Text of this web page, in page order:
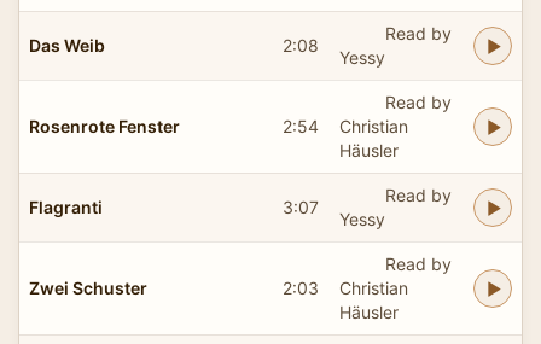
Das Weib 2:08
Read by
Yessy
Rosenrote Fenster 2:54
Read by
Christian
Häusler
Flagranti 3:07
Read by
Yessy
Zwei Schuster 2:03
Read by
Christian
Häusler